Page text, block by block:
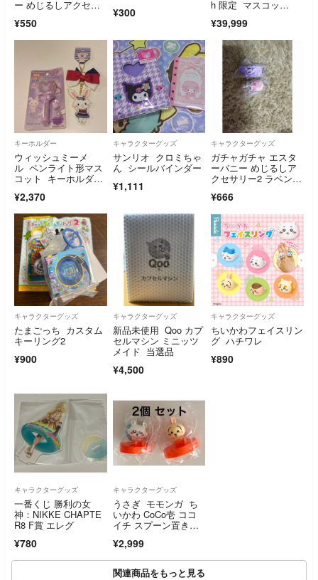
ー めじるしアクセサ
¥550
¥300
h 限定 マスコッ
¥39,999
キーホルダー
ウィッシュミーメ
ル ペンライト形マス
コット キーホルダ
¥2,370
キャラクターグッズ
サンリオ クロミちゃ
ん シールバインダー
¥1,111
キャラクターグッズ
ガチャガチャ エスタ
ーバニー めじるしア
クセサリー2 ラベンダ
ー ※お一つのお値段
です。
¥666
キャラクターグッズ
たまごっち カスタム
キーリング2
¥900
キャラクターグッズ
新品未使用 Qoo カプ
セルマシン ミニッツ
メイド 当選品
¥4,500
キャラクターグッズ
ちいかわフェイスリン
グ ハチワレ
¥890
キャラクターグッズ
一番くじ 勝利の女
神：NIKKE CHAPTE
R8 F賞 エレグ
¥780
キャラクターグッズ
うさぎ モモンガ ち
いかわ CoCo壱 ココ
イチ スプーン置きフ
もんが こらぼ ここ
いち フィギュア
¥2,999
関連商品をもっと見る